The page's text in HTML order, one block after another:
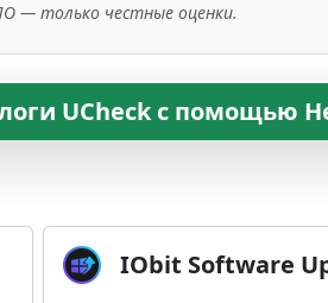
— только честные оценки.
UCheck с помощью
IObit Software